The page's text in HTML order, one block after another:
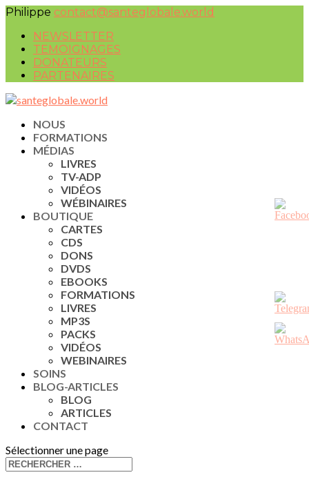
Philippe contact@santeglobale.world
NEWSLETTER
TEMOIGNAGES
DONATEURS
PARTENAIRES
NOUS
FORMATIONS
MÉDIAS
LIVRES
TV-ADP
VIDÉOS
WÉBINAIRES
BOUTIQUE
CARTES
CDS
DONS
DVDS
EBOOKS
FORMATIONS
LIVRES
MP3S
PACKS
VIDÉOS
WEBINAIRES
SOINS
BLOG-ARTICLES
BLOG
ARTICLES
CONTACT
Sélectionner une page